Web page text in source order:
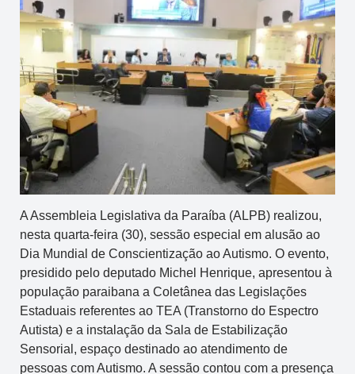
A Assembleia Legislativa da Paraíba (ALPB) realizou,
nesta quarta-feira (30), sessão especial em alusão ao
Dia Mundial de Conscientização ao Autismo. O evento,
presidido pelo deputado Michel Henrique, apresentou à
população paraibana a Coletânea das Legislações
Estaduais referentes ao TEA (Transtorno do Espectro
Autista) e a instalação da Sala de Estabilização
Sensorial, espaço destinado ao atendimento de
pessoas com Autismo. A sessão contou com a presença